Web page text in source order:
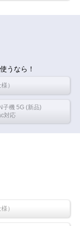
うなら！
）
子機 5G (新品)
対応
）